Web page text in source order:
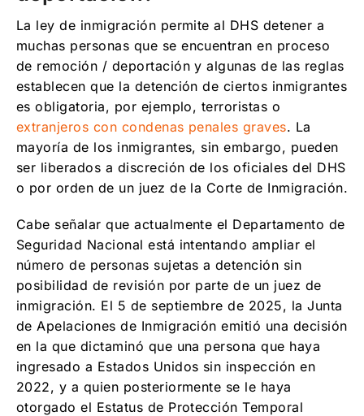
La ley de inmigración permite al DHS detener a
muchas personas que se encuentran en proceso
de remoción / deportación y algunas de las reglas
establecen que la detención de ciertos inmigrantes
es obligatoria, por ejemplo, terroristas o
extranjeros con condenas penales graves. La
mayoría de los inmigrantes, sin embargo, pueden
ser liberados a discreción de los oficiales del DHS
o por orden de un juez de la Corte de Inmigración.
Cabe señalar que actualmente el Departamento de
Seguridad Nacional está intentando ampliar el
número de personas sujetas a detención sin
posibilidad de revisión por parte de un juez de
inmigración. El 5 de septiembre de 2025, la Junta
de Apelaciones de Inmigración emitió una decisión
en la que dictaminó que una persona que haya
ingresado a Estados Unidos sin inspección en
2022, y a quien posteriormente se le haya
otorgado el Estatus de Protección Temporal